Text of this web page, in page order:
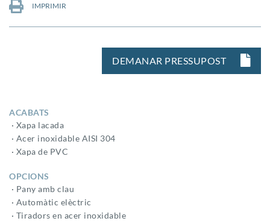
IMPRIMIR
DEMANAR PRESSUPOST
ACABATS
· Xapa lacada
· Acer inoxidable AISI 304
· Xapa de PVC
OPCIONS
· Pany amb clau
· Automàtic elèctric
· Tiradors en acer inoxidable